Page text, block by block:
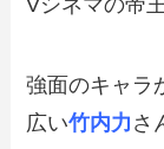
強面のキャラ
広い竹内力 さ